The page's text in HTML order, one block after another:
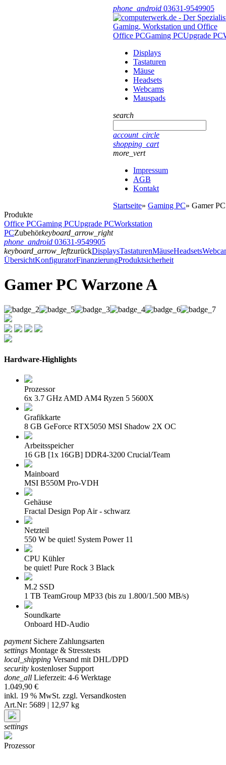
phone_android 03631-9549905
Office PCGaming PCUpgrade PC
Displays
Tastaturen
Mäuse
Headsets
Webcams
Mauspads
search
account_circle
shopping_cart
more_vert
Impressum
AGB
Kontakt
Startseite» Gaming PC» Gamer
Produkte
Office PCGaming PCUpgrade PCWorkstation
PCZubehörkeyboard_arrow_right
phone_android 03631-9549905
keyboard_arrow_leftzurückDisplaysTastaturenMäuseHeadsets
ÜbersichtKonfiguratorFinanzierungProduktsicherheit
Gamer PC Warzone A
Hardware-Highlights
Prozessor
6x 3.7 GHz AMD AM4 Ryzen 5 5600X
Grafikkarte
8 GB GeForce RTX5050 MSI Shadow 2X OC
Arbeitsspeicher
16 GB [1x 16GB] DDR4-3200 Crucial/Team
Mainboard
MSI B550M Pro-VDH
Gehäuse
Fractal Design Pop Air - schwarz
Netzteil
550 W be quiet! System Power 11
CPU Kühler
be quiet! Pure Rock 3 Black
M.2 SSD
1 TB TeamGroup MP33 (bis zu 1.800/1.500 MB/s)
Soundkarte
Onboard HD-Audio
payment Sichere Zahlungsarten
settings Montage & Stresstests
local_shipping Versand mit DHL/DPD
security kostenloser Support
done_all Lieferzeit: 4-6 Werktage
1.049,90 €
inkl. 19 % MwSt. zzgl. Versandkosten
Art.Nr: 5689 | 12,97 kg
settings
Prozessor